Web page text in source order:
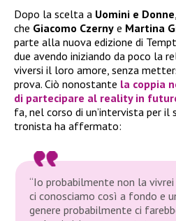
Dopo la scelta a Uomini e Donne
che Giacomo Czerny e Martina
parte alla nuova edizione di
due avendo iniziando da poco la
viversi il loro amore, senza
prova. Ciò nonostante la coppia
di partecipare al reality in
fa, nel corso di un’intervista per il
tronista ha affermato:
“Io probabilmente non la vivrei
ci conosciamo così a fondo e
genere probabilmente ci